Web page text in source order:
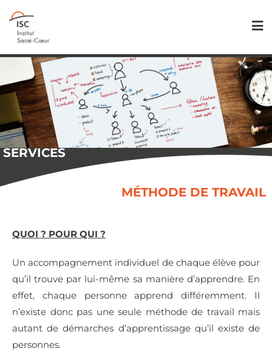
SERVICES
MÉTHODE DE TRAVAIL
QUOI ? POUR QUI ?
Un accompagnement individuel de chaque élève pour
qu’il trouve par lui-même sa manière d’apprendre. En
effet, chaque personne apprend différemment. Il
n’existe donc pas une seule méthode de travail mais
autant de démarches d’apprentissage qu’il existe de
personnes.